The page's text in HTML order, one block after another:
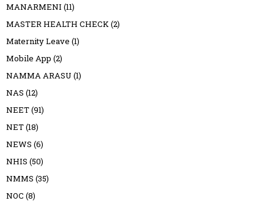
MANARMENI (11)
MASTER HEALTH CHECK(2)
Maternity Leave (1)
Mobile App (2)
NAMMA ARASU (1)
NAS (12)
NEET(91)
NET(18)
NEWS (6)
NHIS (50)
NMMS (35)
NOC (8)